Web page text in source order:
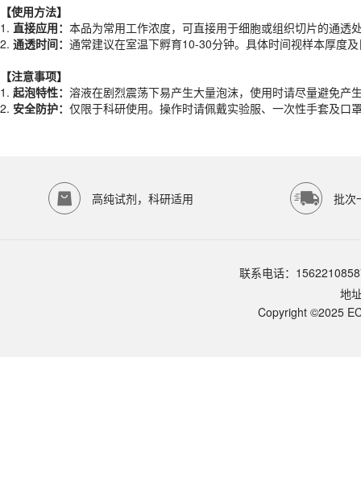
【注意事项】
1. 起泡特性： 溶液在剧烈震荡下易产生大量泡沫，使用时请尽量避免产
产品规格
货期
1-2天
规格
500ml
参照产品说明书中的保存条件。一般生物科研试剂建议在2-8℃或-
SCIENTIFIC常规库存产品一般1-3个工作日内发货。如遇缺
【使用方法】
1. 直接应用： 本品为常用工作浓度，可直接用于细胞或组织切片的通透
2. 通透时间： 通常建议在室温下孵育10-30分钟。具体时间视样本厚度
【注意事项】
1. 起泡特性： 溶液在剧烈震荡下易产生大量泡沫，使用时请尽量避免产
2. 安全防护： 仅限于科研使用。操作时请佩戴实验服、一次性手套及口
高纯试剂，科研适用 批次
联系电话：
地
Copyright ©2025